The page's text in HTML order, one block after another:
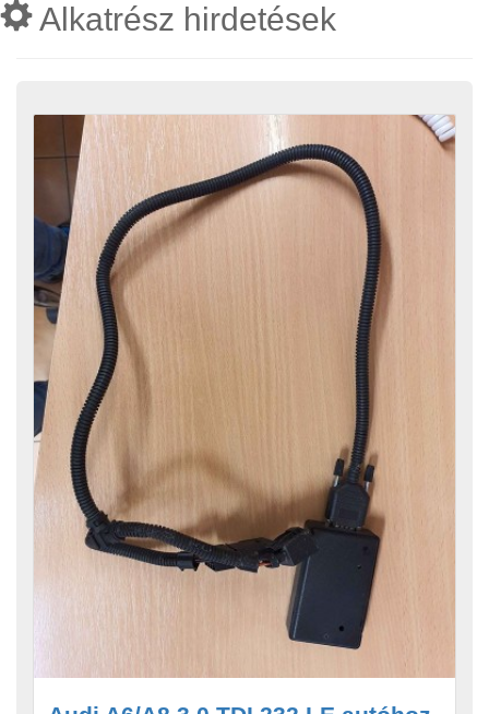
Alkatrész hirdetések